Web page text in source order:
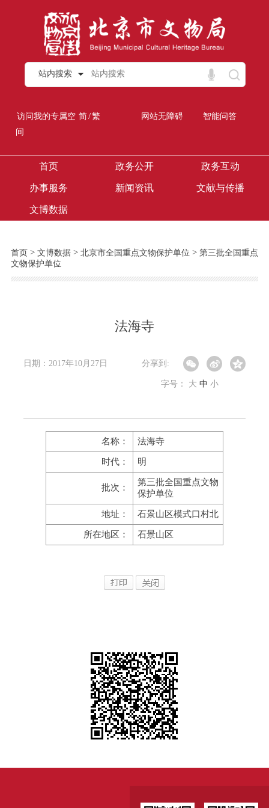
站内搜索
访问我的专属空
间
简/繁 网站无障碍 智能问答
首页 政务公开 政务互动
办事服务 新闻资讯 文献与传播
文博数据
首页> 文博数据> 北京市全国重点文物保护单位 > 第三批全国重点
文物保护单位
法海寺
日期：2017年10月27日 分享到:
字号： 大 中 小
名称： 法海寺
时代： 明
批次：
第三批全国重点文物
保护单位
地址： 石景山区模式口村北
所在地区： 石景山区